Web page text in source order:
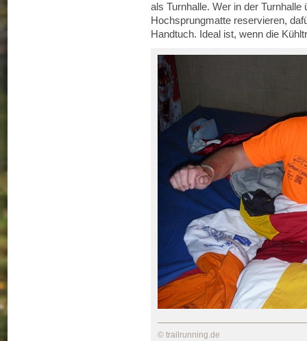
als Turnhalle. Wer in der
Hochsprungmatte reservieren,
Handtuch. Ideal ist, wenn die
© trailrunning.de